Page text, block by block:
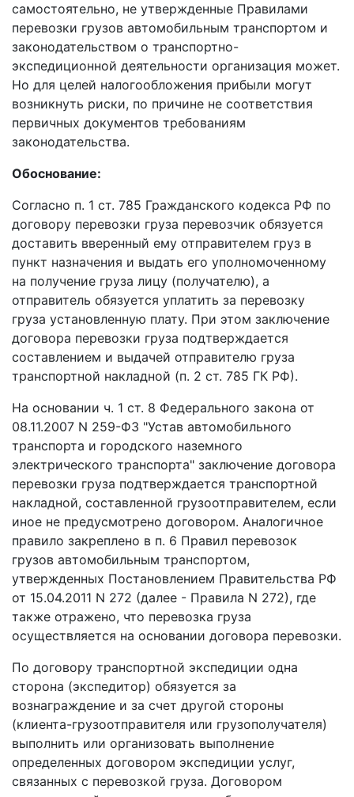
самостоятельно, не утвержденные Правилами
перевозки грузов автомобильным транспортом и
законодательством о транспортно-
экспедиционной деятельности организация может.
Но для целей налогообложения прибыли могут
возникнуть риски, по причине не соответствия
первичных документов требованиям
законодательства.
Обоснование:
Согласно п. 1 ст. 785 Гражданского кодекса РФ по
договору перевозки груза перевозчик обязуется
доставить вверенный ему отправителем груз в
пункт назначения и выдать его уполномоченному
на получение груза лицу (получателю), а
отправитель обязуется уплатить за перевозку
груза установленную плату. При этом заключение
договора перевозки груза подтверждается
составлением и выдачей отправителю груза
транспортной накладной (п. 2 ст. 785 ГК РФ).
На основании ч. 1 ст. 8 Федерального закона от
08.11.2007 N 259-ФЗ "Устав автомобильного
транспорта и городского наземного
электрического транспорта" заключение договора
перевозки груза подтверждается транспортной
накладной, составленной грузоотправителем, если
иное не предусмотрено договором. Аналогичное
правило закреплено в п. 6 Правил перевозок
грузов автомобильным транспортом,
утвержденных Постановлением Правительства РФ
от 15.04.2011 N 272 (далее - Правила N 272), где
также отражено, что перевозка груза
осуществляется на основании договора перевозки.
По договору транспортной экспедиции одна
сторона (экспедитор) обязуется за
вознаграждение и за счет другой стороны
(клиента-грузоотправителя или грузополучателя)
выполнить или организовать выполнение
определенных договором экспедиции услуг,
связанных с перевозкой груза. Договором